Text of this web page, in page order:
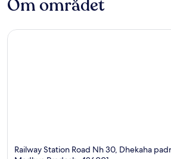
Om området
Railway Station Road Nh 30, Dhekaha